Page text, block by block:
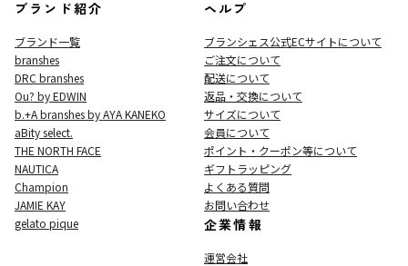
ブランド紹介
ブランド一覧
branshes
DRC branshes
Ou? by EDWIN
b.+A branshes by AYA KANEKO
aBity select.
THE NORTH FACE
NAUTICA
Champion
JAMIE KAY
gelato pique
ヘルプ
ブランシェス公式ECサイトについて
ご注文について
配送について
返品・交換について
サイズについて
会員について
ポイント・クーポン等について
ギフトラッピング
よくある質問
お問い合わせ
企業情報
運営会社